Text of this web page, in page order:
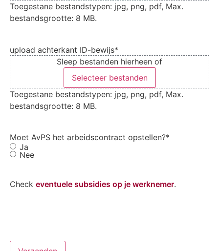
Toegestane bestandstypen: jpg, png, pdf, Max.
bestandsgrootte: 8 MB.
upload achterkant ID-bewijs*
Sleep bestanden hierheen of
Selecteer bestanden
Toegestane bestandstypen: jpg, png, pdf, Max.
bestandsgrootte: 8 MB.
Moet AvPS het arbeidscontract opstellen?*
Ja
Nee
Check eventuele subsidies op je werknemer.